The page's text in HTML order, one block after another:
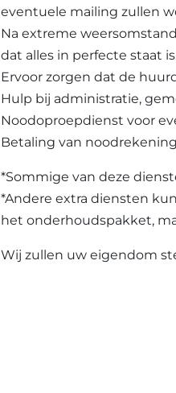
eventuele mailing zullen
Na extreme
dat alles in perfecte staat
Ervoor zorgen dat de
Hulp bij administratie,
Noodoproepdienst voor
Betaling van
*Sommige van deze
*Andere extra diensten
het onderhoudspakket,
Wij zullen uw eigendom